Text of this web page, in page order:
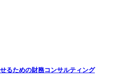
るための財務コンサルティング